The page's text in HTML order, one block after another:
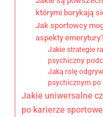
którymi borykają
Jak sportowcy
aspekty
Jakie strategie
psychiczny
Jaką rolę
psychicznym po
Jakie uniwersalne
po karierze